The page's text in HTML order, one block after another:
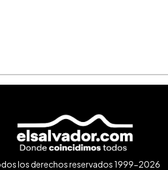
los derechos reservados 1999-2026